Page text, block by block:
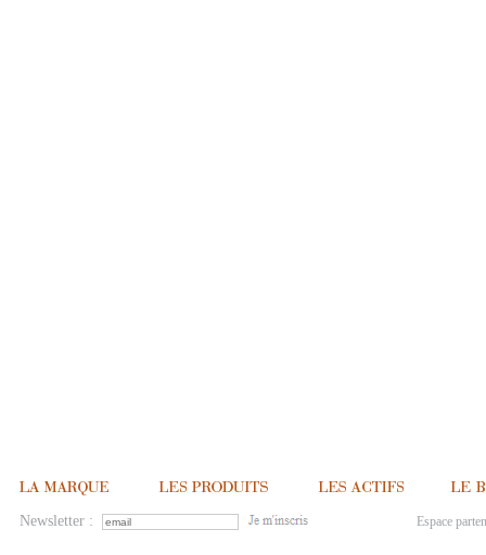
Newsletter : Espace